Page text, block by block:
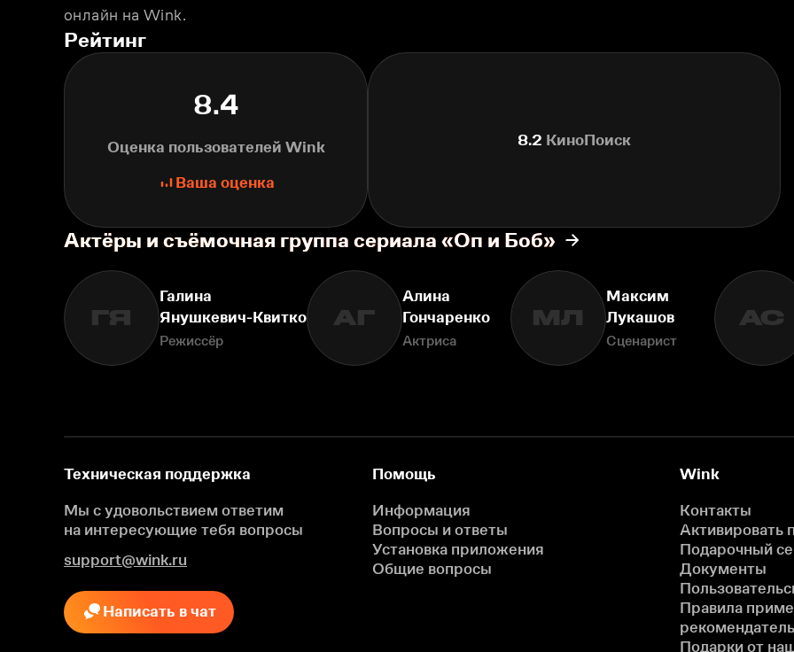
онлайн на Wink.
Рейтинг
8.4
Оценка пользователей Wink
Ваша оценка
8.2 КиноПоиск
Актёры и съёмочная группа сериала «Оп и Боб»
ГЯ
Галина
Янушкевич-Квитко
Режиссёр
АГ
Алина
Гончаренко
Актриса
МЛ
Максим
Лукашов
Сценарист
АС
Техническая поддержка
Мы с удовольствием ответим
на интересующие тебя вопросы
support@wink.ru
Написать в чат
Помощь
Информация
Вопросы и ответы
Установка приложения
Общие вопросы
Wink
Контакты
Активировать
Подарочный
Документы
Правила
Подарки от